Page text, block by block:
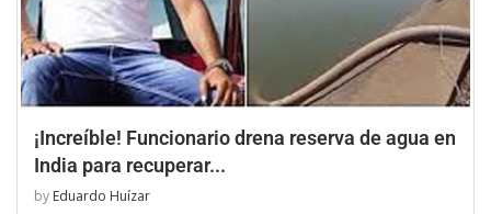
¡Increíble! Funcionario drena reserva de agua en
India para recuperar...
by Eduardo Huízar